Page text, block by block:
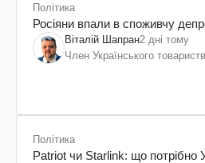
Політика
Росіяни впали в споживчу
Віталій Шапран2 дні тому
Член Українського
Політика
Patriot чи Starlink: що потрібно